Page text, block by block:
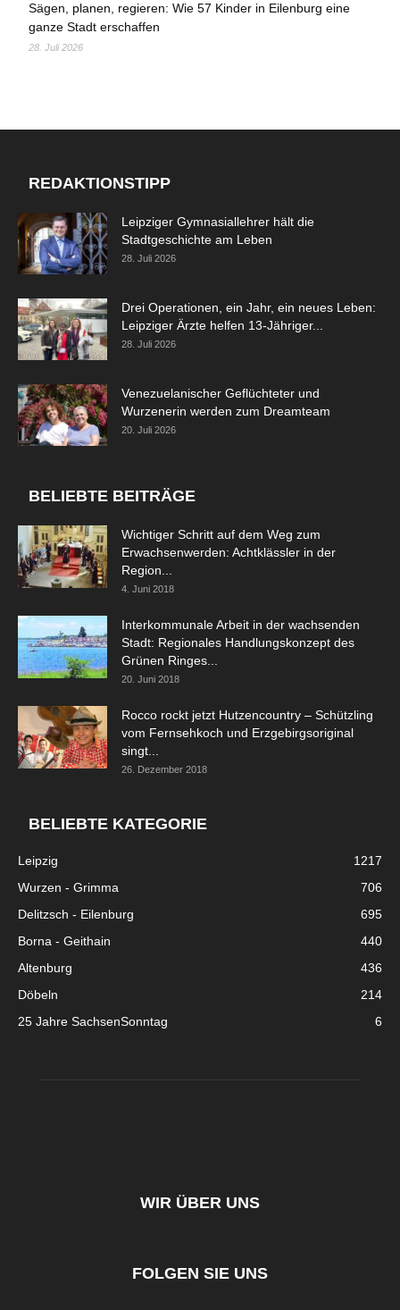
Sägen, planen, regieren: Wie 57 Kinder in Eilenburg eine
ganze Stadt erschaffen
28. Juli 2026
REDAKTIONSTIPP
Leipziger Gymnasiallehrer hält die
Stadtgeschichte am Leben
28. Juli 2026
Drei Operationen, ein Jahr, ein neues Leben:
Leipziger Ärzte helfen 13-Jähriger...
28. Juli 2026
Venezuelanischer Geflüchteter und
Wurzenerin werden zum Dreamteam
20. Juli 2026
BELIEBTE BEITRÄGE
Wichtiger Schritt auf dem Weg zum
Erwachsenwerden: Achtklässler in der
Region...
4. Juni 2018
Interkommunale Arbeit in der wachsenden
Stadt: Regionales Handlungskonzept des
Grünen Ringes...
20. Juni 2018
Rocco rockt jetzt Hutzencountry – Schützling
vom Fernsehkoch und Erzgebirgsoriginal
singt...
26. Dezember 2018
BELIEBTE KATEGORIE
Leipzig
1217
Wurzen - Grimma
706
Delitzsch - Eilenburg
695
Borna - Geithain
440
Altenburg
436
Döbeln
214
25 Jahre SachsenSonntag
6
WIR ÜBER UNS
FOLGEN SIE UNS